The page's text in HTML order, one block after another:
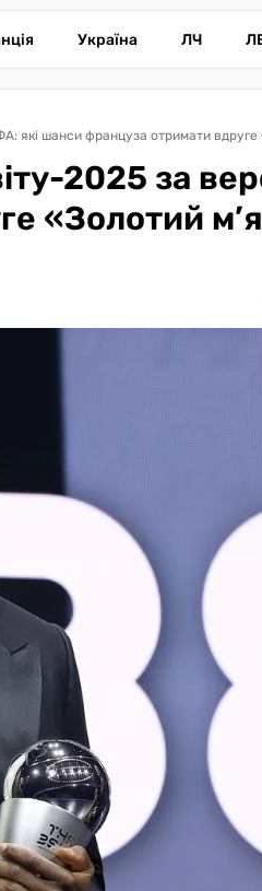
Україна ЛЧ
які шанси француза отримати вдруге
2025 за
«Золотий